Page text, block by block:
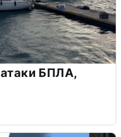
БПЛА,